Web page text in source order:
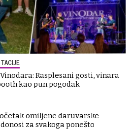
Rasplesani gosti, vinara
kao pun pogodak
omiljene daruvarske
za svakoga ponešto